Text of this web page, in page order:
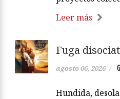
Leer más
Fuga
agosto 06, 2026 /
Hundida,